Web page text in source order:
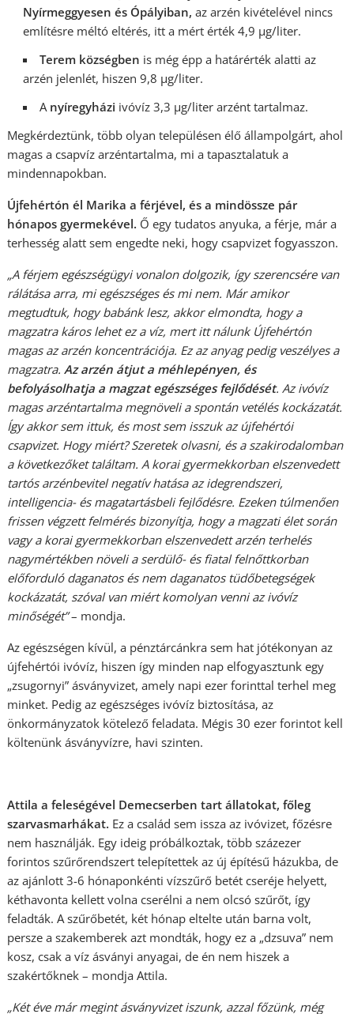
Nyírmeggyesen és Ópályiban, az arzén kivételével nincs
említésre méltó eltérés, itt a mért érték 4,9 µg/liter.
Terem községben is még épp a határérték alatti az
arzén jelenlét, hiszen 9,8 µg/liter.
A nyíregyházi ivóvíz 3,3 µg/liter arzént tartalmaz.
Megkérdeztünk, több olyan településen élő állampolgárt, ahol
magas a csapvíz arzéntartalma, mi a tapasztalatuk a
mindennapokban.
Újfehértón él Marika a férjével, és a mindössze pár
hónapos gyermekével. Ő egy tudatos anyuka, a férje, már a
terhesség alatt sem engedte neki, hogy csapvizet fogyasszon.
„A férjem egészségügyi vonalon dolgozik, így szerencsére van
rálátása arra, mi egészséges és mi nem. Már amikor
megtudtuk, hogy babánk lesz, akkor elmondta, hogy a
magzatra káros lehet ez a víz, mert itt nálunk Újfehértón
magas az arzén koncentrációja. Ez az anyag pedig veszélyes a
magzatra.Az arzén átjut a méhlepényen, és
befolyásolhatja a magzat egészséges fejlődését. Az ivóvíz
magas arzéntartalma megnöveli a spontán vetélés kockázatát.
Így akkor sem ittuk, és most sem isszuk az újfehértói
csapvizet. Hogy miért? Szeretek olvasni, és a szakirodalomban
a következőket találtam. A korai gyermekkorban elszenvedett
tartós arzénbevitel negatív hatása az idegrendszeri,
intelligencia- és magatartásbeli fejlődésre. Ezeken túlmenően
frissen végzett felmérés bizonyítja, hogy a magzati élet során
vagy a korai gyermekkorban elszenvedett arzén terhelés
nagymértékben növeli a serdülő- és fiatal felnőttkorban
előforduló daganatos és nem daganatos tüdőbetegségek
kockázatát, szóval van miért komolyan venni az ivóvíz
minőségét”– mondja.
Az egészségen kívül, a pénztárcánkra sem hat jótékonyan az
újfehértói ivóvíz, hiszen így minden nap elfogyasztunk egy
„zsugornyi” ásványvizet, amely napi ezer forinttal terhel meg
minket. Pedig az egészséges ivóvíz biztosítása, az
önkormányzatok kötelező feladata. Mégis 30 ezer forintot kell
költenünk ásványvízre, havi szinten.
Attila a feleségével Demecserben tart állatokat, főleg
szarvasmarhákat. Ez a család sem issza az ivóvizet, főzésre
nem használják. Egy ideig próbálkoztak, több százezer
forintos szűrőrendszert telepítettek az új építésű házukba, de
az ajánlott 3-6 hónaponkénti vízszűrő betét cseréje helyett,
kéthavonta kellett volna cserélni a nem olcsó szűrőt, így
feladták. A szűrőbetét, két hónap eltelte után barna volt,
persze a szakemberek azt mondták, hogy ez a „dzsuva” nem
kosz, csak a víz ásványi anyagai, de én nem hiszek a
szakértőknek – mondja Attila.
„Két éve már megint ásványvizet iszunk, azzal főzünk, még